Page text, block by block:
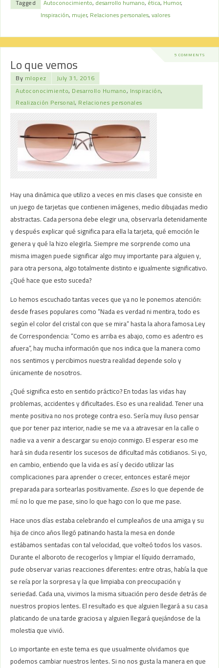
Tagged Autoconocimiento, desarrollo humano, ética, Humor,
Inspiración, mujer, Relaciones personales,valores
5 COMMENTS
Lo que vemos
By mlopez
July 31, 2016
Autoconocimiento, Desarrollo Humano, Inspiración,
Realización Personal, Relaciones personales
Hay una dinámica que utilizo a veces en mis clases que consiste en
un juego de tarjetas que contienen imágenes, medio dibujadas medio
abstractas. Cada persona debe elegir una, observarla detenidamente
y después explicar qué significa para ella la tarjeta, qué emoción le
genera y qué la hizo elegirla. Siempre me sorprende como una
misma imagen puede significar algo muy importante para alguien y,
para otra persona, algo totalmente distinto e igualmente significativo.
¿Qué hace que esto suceda?
Lo hemos escuchado tantas veces que ya no le ponemos atención:
desde frases populares como “Nada es verdad ni mentira, todo es
según el color del cristal con que se mira” hasta la ahora famosa Ley
de Correspondencia: “Como es arriba es abajo, como es adentro es
afuera”, hay mucha información que nos indica que la manera como
nos sentimos y percibimos nuestra realidad depende solo y
únicamente de nosotros.
¿Qué significa esto en sentido práctico? En todas las vidas hay
problemas, accidentes y dificultades. Eso es una realidad. Tener una
mente positiva no nos protege contra eso. Sería muy iluso pensar
que por tener paz interior, nadie se me va a atravesar en la calle o
nadie va a venir a descargar su enojo conmigo. El esperar eso me
hará sin duda resentir los sucesos de dificultad más cotidianos. Si yo,
en cambio, entiendo que la vida es así y decido utilizar las
complicaciones para aprender o crecer, entonces estaré mejor
preparada para sortearlas positivamente. Esoes lo que depende de
mí: no lo que me pase, sino lo que hago con lo que me pase.
Hace unos días estaba celebrando el cumpleaños de una amiga y su
hija de cinco años llegó patinando hasta la mesa en donde
estábamos sentadas con tal velocidad, que volteó todos los vasos.
Durante el alboroto de recogerlos y limpiar el líquido derramado,
pude observar varias reacciones diferentes: entre otras, había la que
se reía por la sorpresa y la que limpiaba con preocupación y
seriedad. Cada una, vivimos la misma situación pero desde detrás de
nuestros propios lentes. El resultado es que alguien llegará a su casa
platicando de una tarde graciosa y alguien llegará quejándose de la
molestia que vivió.
Lo importante en este tema es que usualmente olvidamos que
podemos cambiar nuestros lentes. Si no nos gusta la manera en que